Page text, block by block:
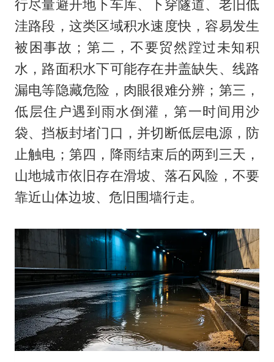
行尽量避开地下车库、下穿隧道、老旧低
洼路段，这类区域积水速度快，容易发生
被困事故；第二，不要贸然蹚过未知积
水，路面积水下可能存在井盖缺失、线路
漏电等隐藏危险，肉眼很难分辨；第三，
低层住户遇到雨水倒灌，第一时间用沙
袋、挡板封堵门口，并切断低层电源，防
止触电；第四，降雨结束后的两到三天，
山地城市依旧存在滑坡、落石风险，不要
靠近山体边坡、危旧围墙行走。